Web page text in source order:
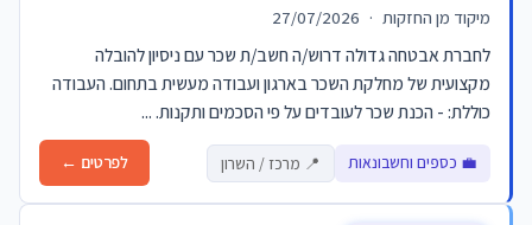
מיקוד מן החזקות ·
לחברת אבטחה גדולה דרוש/ה חשב/ת שכר עם ניסיון להובלה
מקצועית של מחלקת השכר בארגון ועבודה מעשית בתחום. העבודה
כוללת: - הכנת שכר לעובדים על פי הסכמים ותקנות. ...
💼 כספים וחשבונאות 📍 מרכז / השרון לפרטים ←